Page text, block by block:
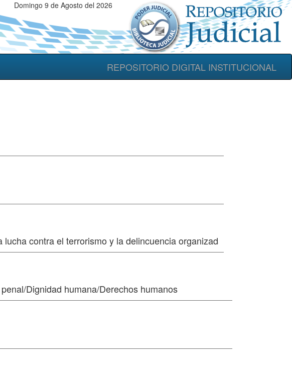
Domingo 9 de Agosto del 2026
REPOSITORIO DIGITAL INSTITUCIONAL